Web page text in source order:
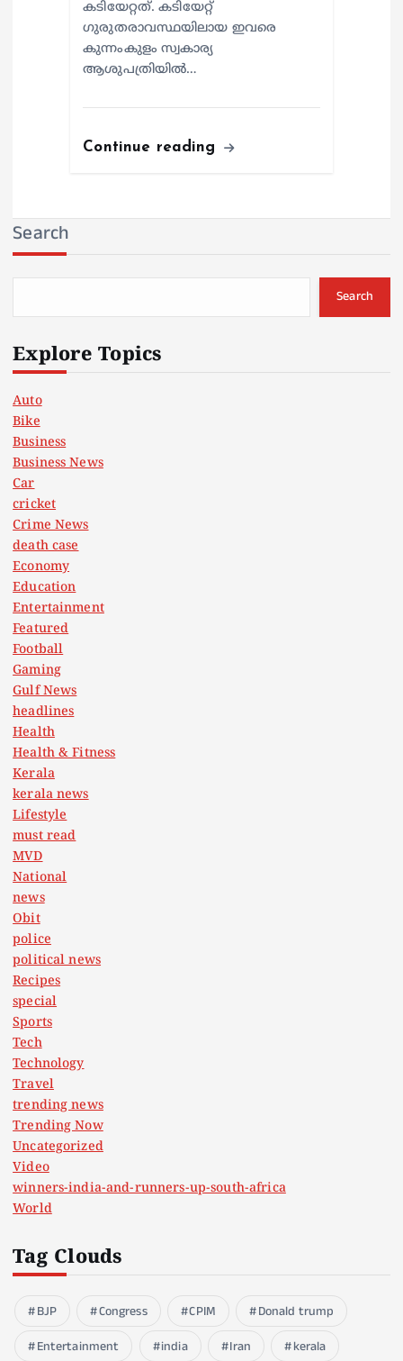
കടിയേറ്റത്. കടിയേറ്റ്
ഗുരുതരാവസ്ഥയിലായ ഇവരെ
കുന്നംകുളം സ്വകാര്യ
ആശുപത്രിയില്‍…
Continue reading
Search
Search
Explore Topics
Auto
Bike
Business
Business News
Car
cricket
Crime News
death case
Economy
Education
Entertainment
Featured
Football
Gaming
Gulf News
headlines
Health
Health & Fitness
Kerala
kerala news
Lifestyle
must read
MVD
National
news
Obit
police
political news
Recipes
special
Sports
Tech
Technology
Travel
trending news
Trending Now
Uncategorized
Video
winners-india-and-runners-up-south-africa
World
Tag Clouds
BJP Congress CPIM
Donald trump
Entertainment
india Iran
kerala